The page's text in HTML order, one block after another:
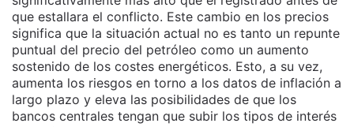
que estallara el conflicto. Este cambio en los precios
significa que la situación actual no es tanto un repunte
puntual del precio del petróleo como un aumento
sostenido de los costes energéticos. Esto, a su vez,
aumenta los riesgos en torno a los datos de inflación a
largo plazo y eleva las posibilidades de que los
bancos centrales tengan que subir los tipos de interés